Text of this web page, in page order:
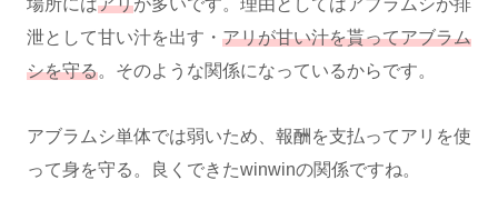
場所にはアリが多いです。理由としてはアブラムシが排
泄として甘い汁を出す・ アリが甘い汁を貰ってアブラム
シを守る。そのような関係になっているからです。
アブラムシ単体では弱いため、報酬を支払ってアリを使
って身を守る。良くできたwinwinの関係ですね。